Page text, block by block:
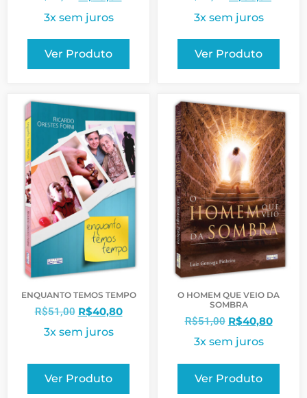
3x sem juros
Ver Produto
3x sem juros
Ver Produto
ENQUANTO TEMOS TEMPO
R$51,00 R$40,80
3x sem juros
Ver Produto
O HOMEM QUE VEIO DA
SOMBRA
R$51,00 R$40,80
3x sem juros
Ver Produto